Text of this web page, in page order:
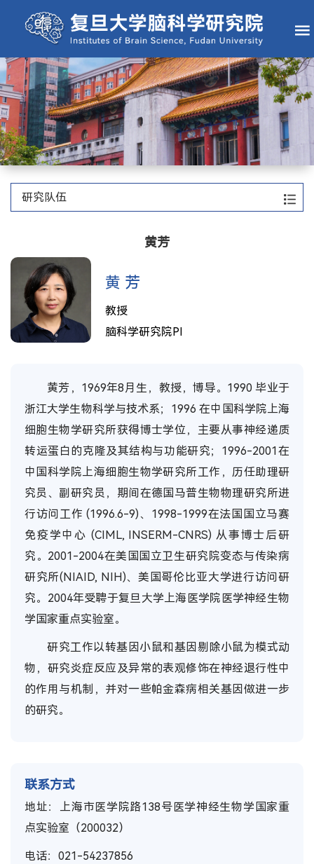
研究队伍
黄芳
黄 芳
教授
脑科学研究院PI
黄芳，1969年8月生，教授，博导。1990 毕业于
浙江大学生物科学与技术系；1996 在中国科学院上海
细胞生物学研究所获得博士学位，主要从事神经递质
转运蛋白的克隆及其结构与功能研究；1996-2001在
中国科学院上海细胞生物学研究所工作，历任助理研
究员、副研究员，期间在德国马普生物物理研究所进
行访问工作 (1996.6-9)、1998-1999在法国国立马赛
免疫学中心 (CIML, INSERM-CNRS) 从事博士后研
究。2001-2004在美国国立卫生研究院变态与传染病
研究所(NIAID, NIH)、美国哥伦比亚大学进行访问研
究。2004年受聘于复旦大学上海医学院医学神经生物
学国家重点实验室。
研究工作以转基因小鼠和基因剔除小鼠为模式动
物，研究炎症反应及异常的表观修饰在神经退行性中
的作用与机制，并对一些帕金森病相关基因做进一步
的研究。
联系方式
地址：上海市医学院路138号医学神经生物学国家重
点实验室（200032）
电话：021-54237856